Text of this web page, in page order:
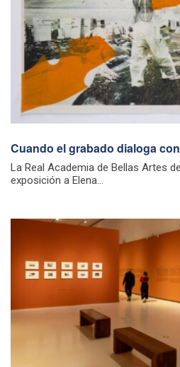
Cuando el grabado dialoga
La Real Academia de Bellas Artes
exposición a Elena...